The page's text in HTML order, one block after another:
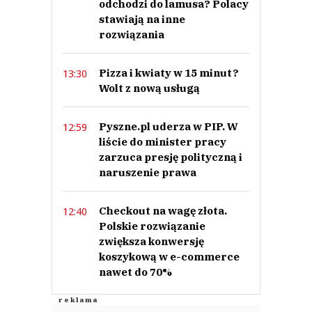
Nie znaleziono komentarzy
Zostaw swoje komentarze
Prześlij komentarz
odchodzi do lamusa? Polacy
stawiają na inne
rozwiązania
13:30
Pizza i kwiaty w 15 minut?
Wolt z nową usługą
12:59
Pyszne.pl uderza w PIP. W
liście do minister pracy
zarzuca presję polityczną i
naruszenie prawa
12:40
Checkout na wagę złota.
Polskie rozwiązanie
zwiększa konwersję
koszykową w e-commerce
nawet do 70%